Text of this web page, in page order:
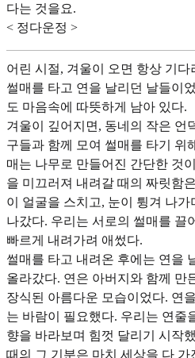
다는 것을요.
< 정다운정 >
어린 시절, 겨울이 오면 항상 기
썰매를 타고 연을 날리던 날들이
도 마음속에 따뜻하게 남아 있다.
겨울이 깊어지면, 동네의 작은 언
구들과 함께 모여 썰매를 타기 위
매는 나무로 만들어진 간단한 것
을 미끄러져 내려갈 때의 짜릿함
이 얼굴을 스치고, 눈이 튕겨 나
나갔다. 우리는 서로의 썰매를 끌
빠르게 내려가려 애썼다.
썰매를 타고 내려온 후에는 연을
올라갔다. 연은 아버지와 함께 만
장식된 아름다운 모습이었다. 연
는 바람이 필요했다. 우리는 연줄
향을 바라보며 힘껏 달리기 시작
때의 그 기분은 마치 세상을 다 가